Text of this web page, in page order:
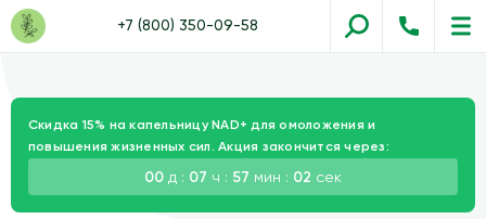
+7 (800) 350-09-58
Скидка 15% на капельницу NAD+ для омоложения и
повышения жизненных сил. Акция закончится через:
00 д : 07 ч : 57 мин : 01 сек